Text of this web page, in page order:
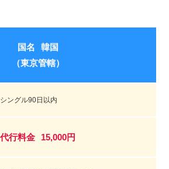
韓国
（東京管轄）
シングル90日以内
15,000円